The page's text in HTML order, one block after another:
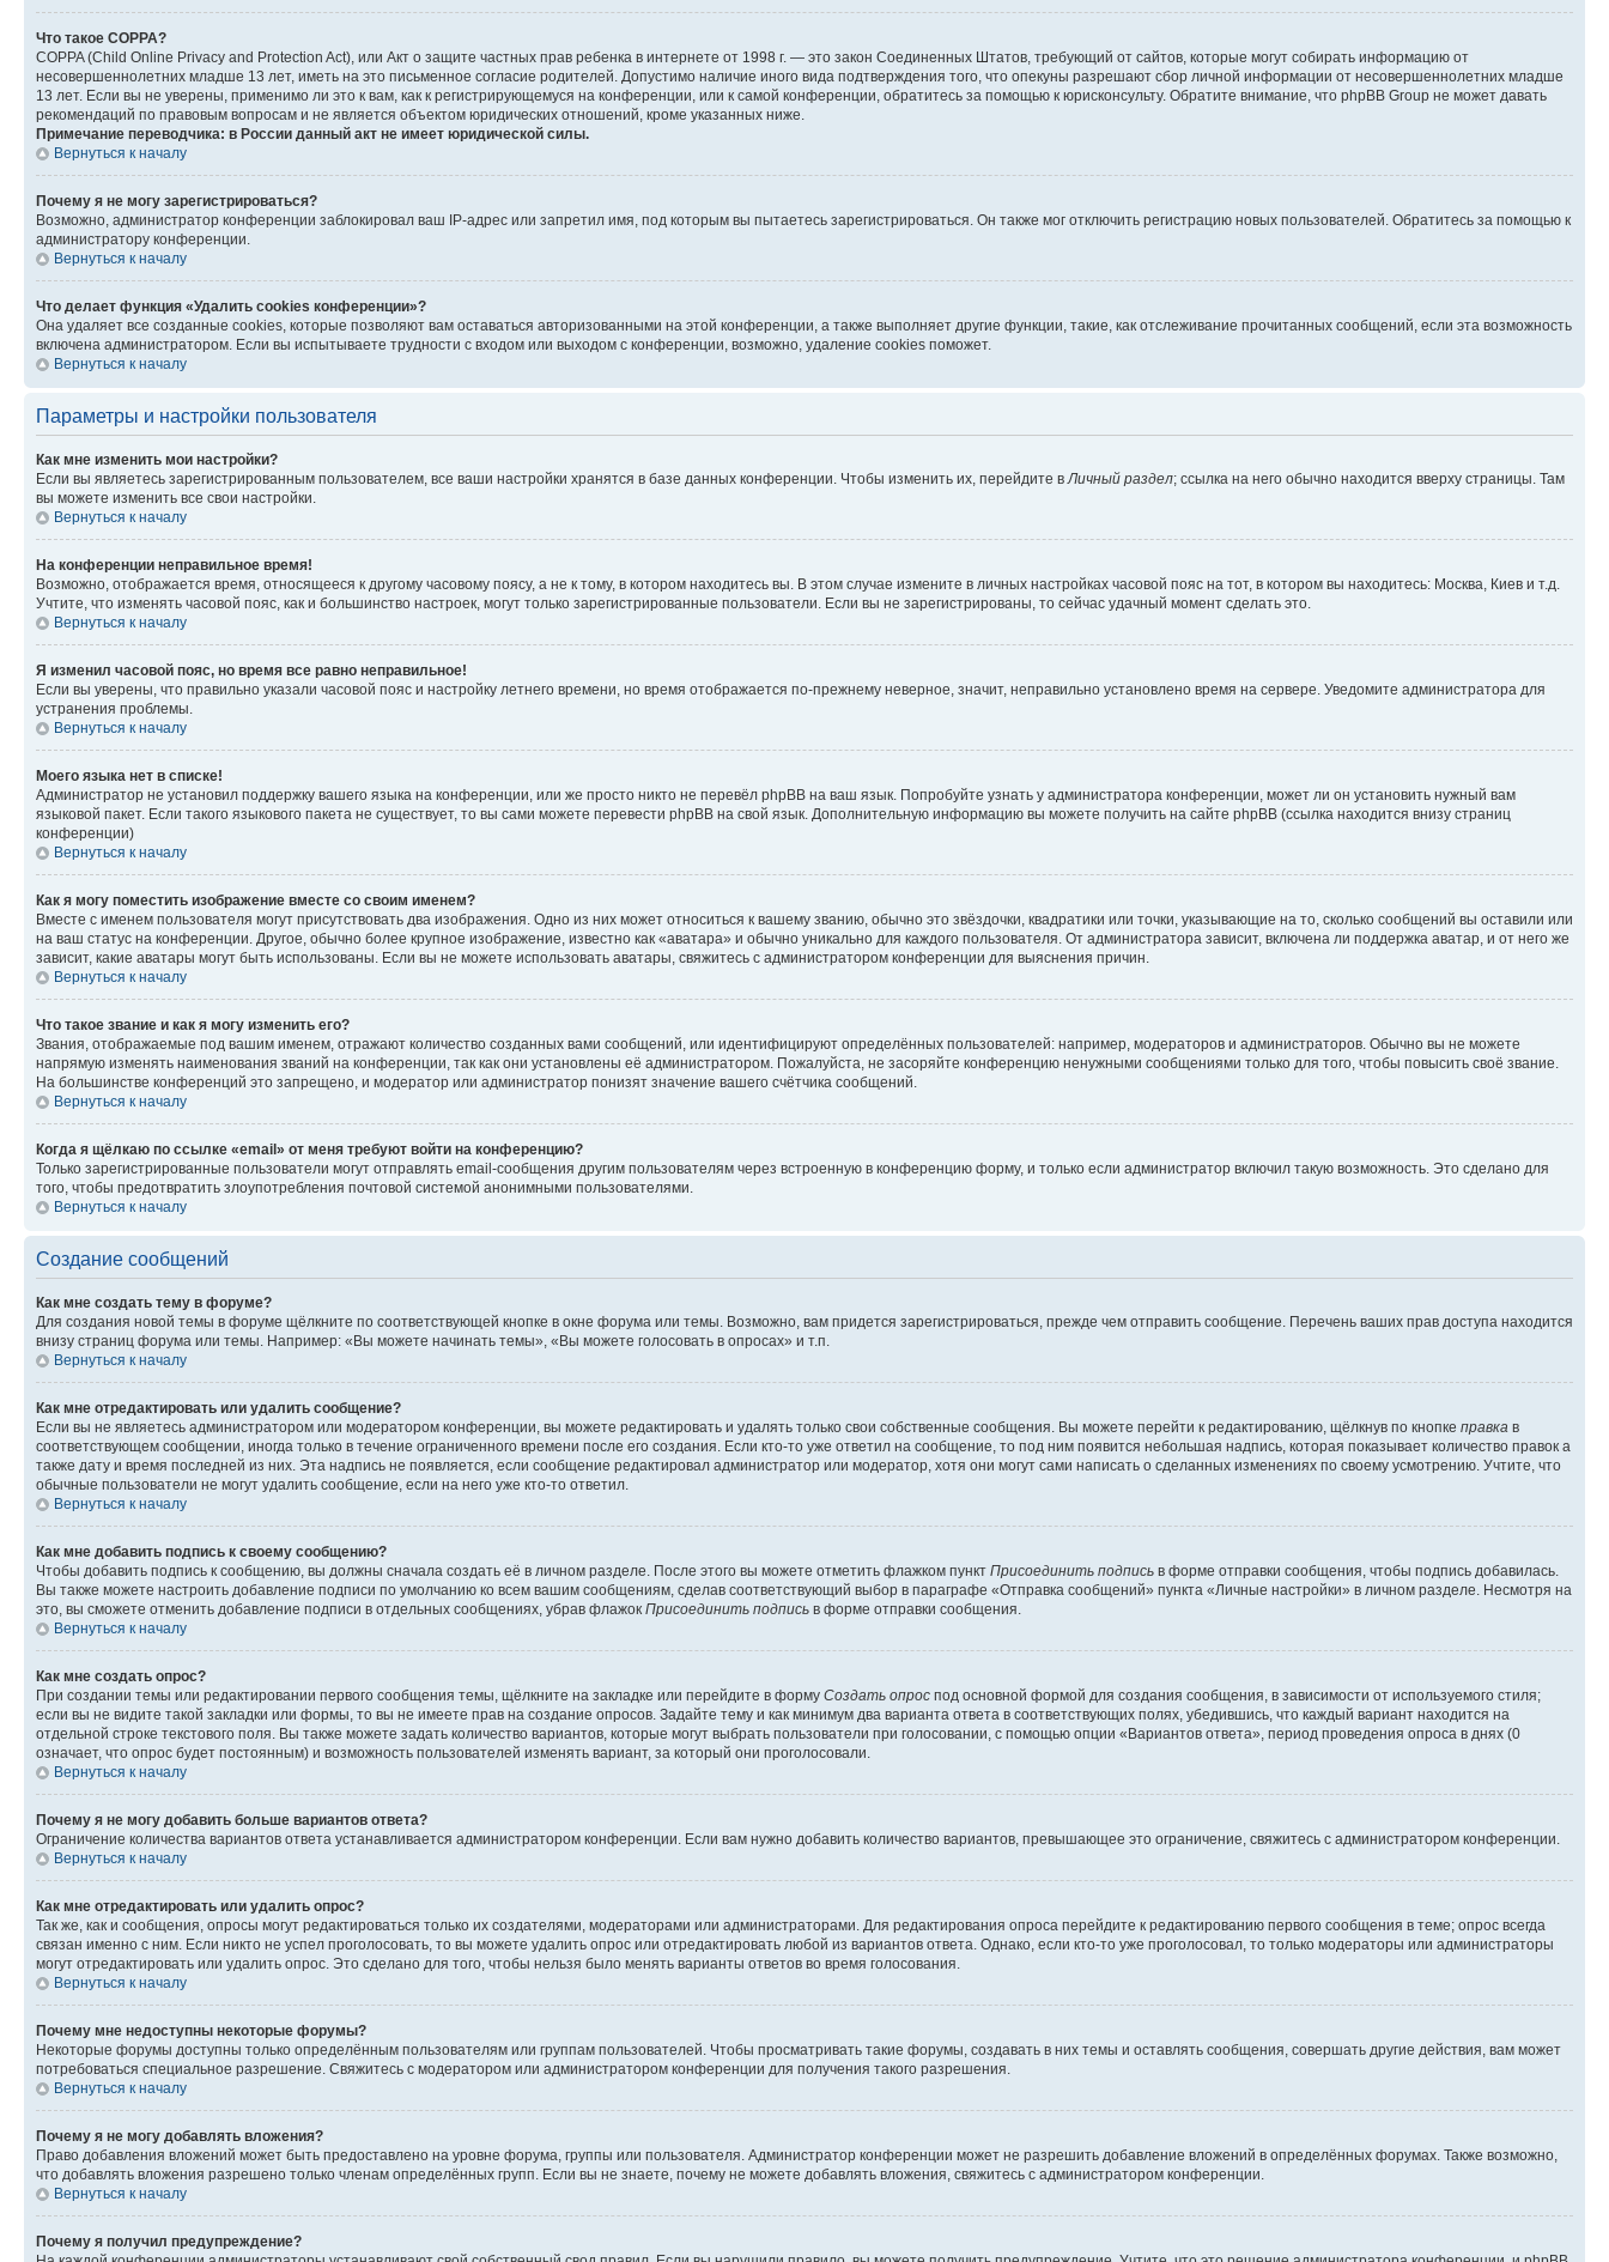
Что такое COPPA?
COPPA (Child Online Privacy and Protection Act), или Акт о защите частных прав ребенка в интернете от 1998 г. — это закон Соединенных Штатов, требующий от сайтов, которые могут собирать информацию от
несовершеннолетних младше 13 лет, иметь на это письменное согласие родителей. Допустимо наличие иного вида подтверждения того, что опекуны разрешают сбор личной информации от несовершеннолетних младше
13 лет. Если вы не уверены, применимо ли это к вам, как к регистрирующемуся на конференции, или к самой конференции, обратитесь за помощью к юрисконсульту. Обратите внимание, что phpBB Group не может давать
рекомендаций по правовым вопросам и не является объектом юридических отношений, кроме указанных ниже.
Примечание переводчика: в России данный акт не имеет юридической силы.
Вернуться к началу
Почему я не могу зарегистрироваться?
Возможно, администратор конференции заблокировал ваш IP-адрес или запретил имя, под которым вы пытаетесь зарегистрироваться. Он также мог отключить регистрацию новых пользователей. Обратитесь за помощью к
администратору конференции.
Вернуться к началу
Что делает функция «Удалить cookies конференции»?
Она удаляет все созданные cookies, которые позволяют вам оставаться авторизованными на этой конференции, а также выполняет другие функции, такие, как отслеживание прочитанных сообщений, если эта возможность
включена администратором. Если вы испытываете трудности с входом или выходом с конференции, возможно, удаление cookies поможет.
Вернуться к началу
Параметры и настройки пользователя
Как мне изменить мои настройки?
Если вы являетесь зарегистрированным пользователем, все ваши настройки хранятся в базе данных конференции. Чтобы изменить их, перейдите в Личный раздел; ссылка на него обычно находится вверху страницы. Там
вы можете изменить все свои настройки.
Вернуться к началу
На конференции неправильное время!
Возможно, отображается время, относящееся к другому часовому поясу, а не к тому, в котором находитесь вы. В этом случае измените в личных настройках часовой пояс на тот, в котором вы находитесь: Москва, Киев и т.д.
Учтите, что изменять часовой пояс, как и большинство настроек, могут только зарегистрированные пользователи. Если вы не зарегистрированы, то сейчас удачный момент сделать это.
Вернуться к началу
Я изменил часовой пояс, но время все равно неправильное!
Если вы уверены, что правильно указали часовой пояс и настройку летнего времени, но время отображается по-прежнему неверное, значит, неправильно установлено время на сервере. Уведомите администратора для
устранения проблемы.
Вернуться к началу
Моего языка нет в списке!
Администратор не установил поддержку вашего языка на конференции, или же просто никто не перевёл phpBB на ваш язык. Попробуйте узнать у администратора конференции, может ли он установить нужный вам
языковой пакет. Если такого языкового пакета не существует, то вы сами можете перевести phpBB на свой язык. Дополнительную информацию вы можете получить на сайте phpBB (ссылка находится внизу страниц
конференции)
Вернуться к началу
Как я могу поместить изображение вместе со своим именем?
Вместе с именем пользователя могут присутствовать два изображения. Одно из них может относиться к вашему званию, обычно это звёздочки, квадратики или точки, указывающие на то, сколько сообщений вы оставили или
на ваш статус на конференции. Другое, обычно более крупное изображение, известно как «аватара» и обычно уникально для каждого пользователя. От администратора зависит, включена ли поддержка аватар, и от него же
зависит, какие аватары могут быть использованы. Если вы не можете использовать аватары, свяжитесь с администратором конференции для выяснения причин.
Вернуться к началу
Что такое звание и как я могу изменить его?
Звания, отображаемые под вашим именем, отражают количество созданных вами сообщений, или идентифицируют определённых пользователей: например, модераторов и администраторов. Обычно вы не можете
напрямую изменять наименования званий на конференции, так как они установлены её администратором. Пожалуйста, не засоряйте конференцию ненужными сообщениями только для того, чтобы повысить своё звание.
На большинстве конференций это запрещено, и модератор или администратор понизят значение вашего счётчика сообщений.
Вернуться к началу
Когда я щёлкаю по ссылке «email» от меня требуют войти на конференцию?
Только зарегистрированные пользователи могут отправлять email-сообщения другим пользователям через встроенную в конференцию форму, и только если администратор включил такую возможность. Это сделано для
того, чтобы предотвратить злоупотребления почтовой системой анонимными пользователями.
Вернуться к началу
Создание сообщений
Как мне создать тему в форуме?
Для создания новой темы в форуме щёлкните по соответствующей кнопке в окне форума или темы. Возможно, вам придется зарегистрироваться, прежде чем отправить сообщение. Перечень ваших прав доступа находится
внизу страниц форума или темы. Например: «Вы можете начинать темы», «Вы можете голосовать в опросах» и т.п.
Вернуться к началу
Как мне отредактировать или удалить сообщение?
Если вы не являетесь администратором или модератором конференции, вы можете редактировать и удалять только свои собственные сообщения. Вы можете перейти к редактированию, щёлкнув по кнопке правка в
соответствующем сообщении, иногда только в течение ограниченного времени после его создания. Если кто-то уже ответил на сообщение, то под ним появится небольшая надпись, которая показывает количество правок а
также дату и время последней из них. Эта надпись не появляется, если сообщение редактировал администратор или модератор, хотя они могут сами написать о сделанных изменениях по своему усмотрению. Учтите, что
обычные пользователи не могут удалить сообщение, если на него уже кто-то ответил.
Вернуться к началу
Как мне добавить подпись к своему сообщению?
Чтобы добавить подпись к сообщению, вы должны сначала создать её в личном разделе. После этого вы можете отметить флажком пункт Присоединить подпись в форме отправки сообщения, чтобы подпись добавилась.
Вы также можете настроить добавление подписи по умолчанию ко всем вашим сообщениям, сделав соответствующий выбор в параграфе «Отправка сообщений» пункта «Личные настройки» в личном разделе. Несмотря на
это, вы сможете отменить добавление подписи в отдельных сообщениях, убрав флажок Присоединить подпись в форме отправки сообщения.
Вернуться к началу
Как мне создать опрос?
При создании темы или редактировании первого сообщения темы, щёлкните на закладке или перейдите в форму Создать опрос под основной формой для создания сообщения, в зависимости от используемого стиля;
если вы не видите такой закладки или формы, то вы не имеете прав на создание опросов. Задайте тему и как минимум два варианта ответа в соответствующих полях, убедившись, что каждый вариант находится на
отдельной строке текстового поля. Вы также можете задать количество вариантов, которые могут выбрать пользователи при голосовании, с помощью опции «Вариантов ответа», период проведения опроса в днях (0
означает, что опрос будет постоянным) и возможность пользователей изменять вариант, за который они проголосовали.
Вернуться к началу
Почему я не могу добавить больше вариантов ответа?
Ограничение количества вариантов ответа устанавливается администратором конференции. Если вам нужно добавить количество вариантов, превышающее это ограничение, свяжитесь с администратором конференции.
Вернуться к началу
Как мне отредактировать или удалить опрос?
Так же, как и сообщения, опросы могут редактироваться только их создателями, модераторами или администраторами. Для редактирования опроса перейдите к редактированию первого сообщения в теме; опрос всегда
связан именно с ним. Если никто не успел проголосовать, то вы можете удалить опрос или отредактировать любой из вариантов ответа. Однако, если кто-то уже проголосовал, то только модераторы или администраторы
могут отредактировать или удалить опрос. Это сделано для того, чтобы нельзя было менять варианты ответов во время голосования.
Вернуться к началу
Почему мне недоступны некоторые форумы?
Некоторые форумы доступны только определённым пользователям или группам пользователей. Чтобы просматривать такие форумы, создавать в них темы и оставлять сообщения, совершать другие действия, вам может
потребоваться специальное разрешение. Свяжитесь с модератором или администратором конференции для получения такого разрешения.
Вернуться к началу
Почему я не могу добавлять вложения?
Право добавления вложений может быть предоставлено на уровне форума, группы или пользователя. Администратор конференции может не разрешить добавление вложений в определённых форумах. Также возможно,
что добавлять вложения разрешено только членам определённых групп. Если вы не знаете, почему не можете добавлять вложения, свяжитесь с администратором конференции.
Вернуться к началу
Почему я получил предупреждение?